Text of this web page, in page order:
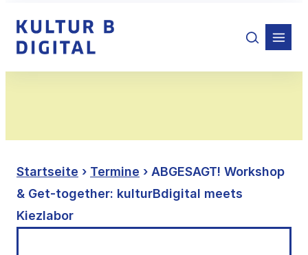
Inhalt
springen
Startseite › Termine › ABGESAGT! Workshop
& Get-together: kulturBdigital meets
Kiezlabor